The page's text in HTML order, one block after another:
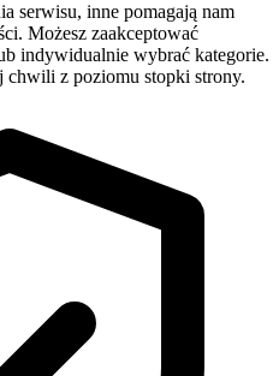
serwisu, inne pomagają nam
Możesz zaakceptować
indywidualnie wybrać kategorie.
chwili z poziomu stopki strony.